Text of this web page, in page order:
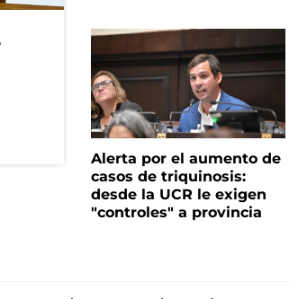
Alerta por el aumento de
casos de triquinosis:
desde la UCR le exigen
"controles" a provincia